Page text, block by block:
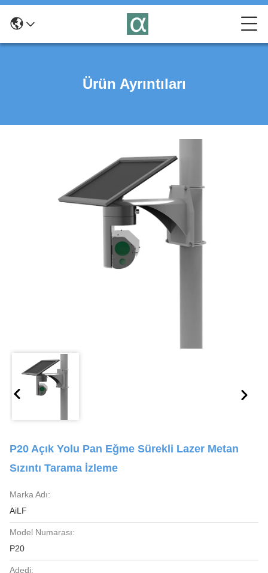
Ürün Ayrıntıları
P20 Açık Yolu Pan Eğme Sürekli Lazer Metan
Sızıntı Tarama İzleme
Marka Adı:
AiLF
Model Numarası:
P20
Adedi: